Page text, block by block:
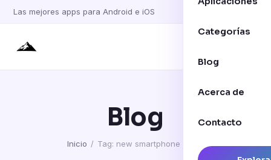
Las mejores apps para Android e iOS
Categorías
Blog
Acerca de
Contacto
Blog
Inicio / Tag: new smartphone setup